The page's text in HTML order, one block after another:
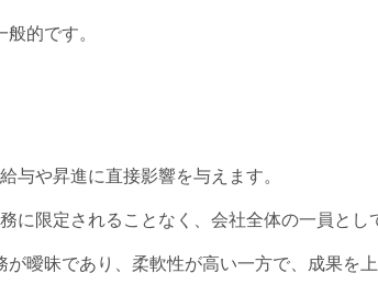
的です。
与や昇進に直接影響を与えます。
に限定されることなく、会社全体の一員とし
曖昧であり、柔軟性が高い一方で、成果を上